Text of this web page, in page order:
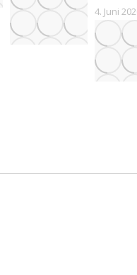
4. Juni